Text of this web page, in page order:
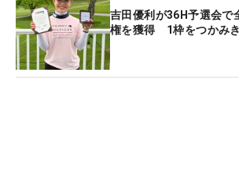
吉田優利が36H予選会で
権を獲得 1枠をつかみ